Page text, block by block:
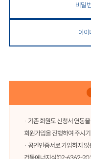
비밀
아이
· 기존 회원도 신청서 연동
회원가입을 진행하여 주시
· 공인인증서로 가입하지